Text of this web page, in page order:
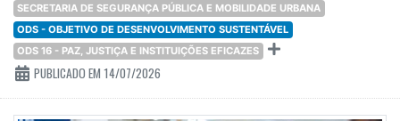
SECRETARIA DE SEGURANÇA PÚBLICA E MOBILIDADE URBANA
ODS - OBJETIVO DE DESENVOLVIMENTO SUSTENTÁVEL
ODS 16 - PAZ, JUSTIÇA E INSTITUIÇÕES EFICAZES
PUBLICADO EM 14/07/2026